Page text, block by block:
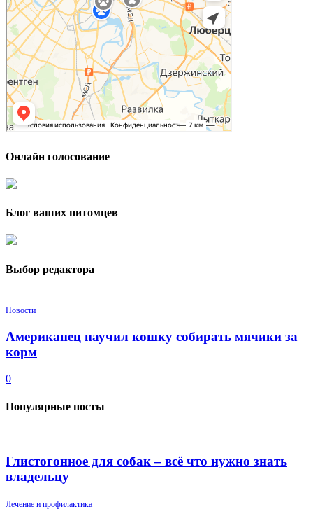
Онлайн голосование
Блог ваших питомцев
Выбор редактора
Новости
Американец научил кошку собирать мячики за
корм
0
Популярные посты
Глистогонное для собак – всё что нужно знать
владельцу
Лечение и профилактика